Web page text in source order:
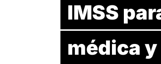
IMSS
médica